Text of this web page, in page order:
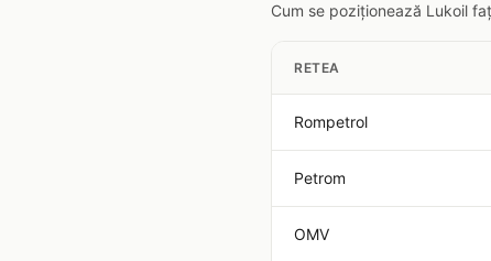
Cum se poziționează Lukoil
RETEA
Rompetrol
Petrom
OMV